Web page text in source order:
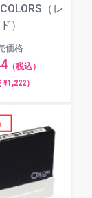
（レ
）
価格
（税込）
¥1,222）